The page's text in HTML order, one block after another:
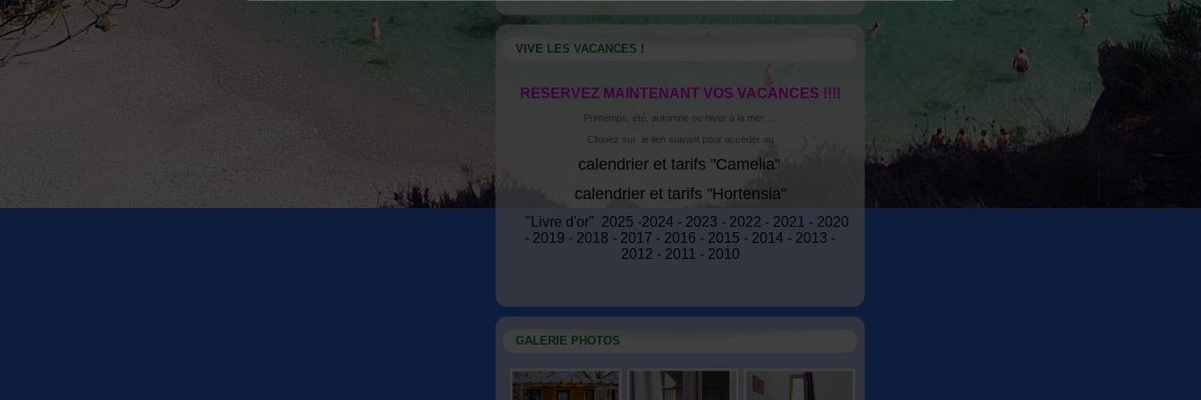
VIVE LES VACANCES !
RESERVEZ MAINTENANT VOS VACANCES !!!!
Printemps, été, automne ou hiver à la mer ....
Cliquez sur le lien suivant pour accéder au
calendrier et tarifs "Camelia"
calendrier et tarifs "Hortensia"
"Livre d'or" 2025 -2024 - 2023 - 2022 - 2021 - 2020
- 2019 - 2018 - 2017 - 2016 - 2015 - 2014 - 2013 -
2012 - 2011 - 2010
GALERIE PHOTOS